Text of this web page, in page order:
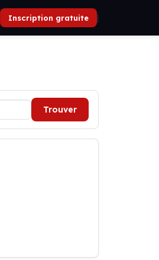
Inscription gratuite |
Trouver